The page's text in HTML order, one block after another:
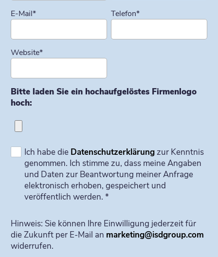
E-Mail* Telefon*
Website*
Bitte laden Sie ein hochaufgelöstes Firmenlogo
hoch:
Ich habe die Datenschutzerklärungzur Kenntnis
genommen. Ich stimme zu, dass meine Angaben
und Daten zur Beantwortung meiner Anfrage
elektronisch erhoben, gespeichert und
veröffentlich werden. *
Hinweis: Sie können Ihre Einwilligung jederzeit für
die Zukunft per E-Mail an marketing@isdgroup.com
widerrufen.